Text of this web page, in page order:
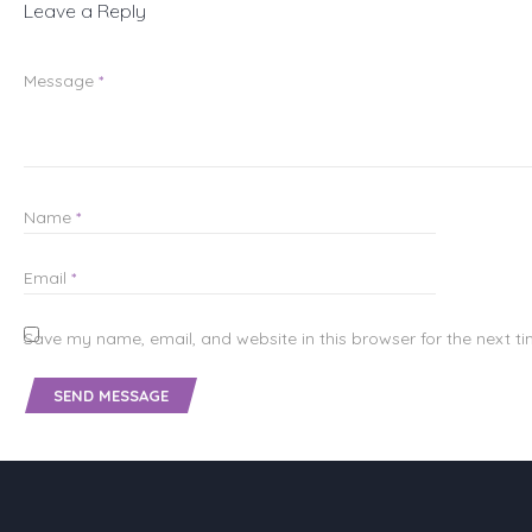
Leave a Reply
Message *
Name *
Email *
Save my name, email, and website in this browser for the next